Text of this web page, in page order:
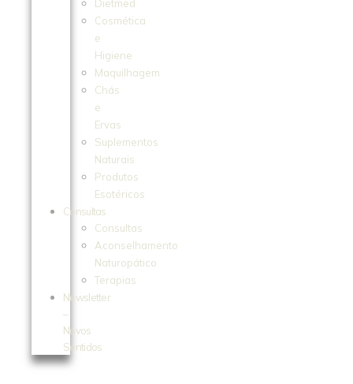
Dietmed
Cosmética
e
Higiene
Maquilhagem
Chás
e
Ervas
Suplementos
Naturais
Produtos
Esotéricos
Consultas
Consultas
Aconselhamento
Naturopático
Terapias
Newsletter
–
Novos
Sentidos